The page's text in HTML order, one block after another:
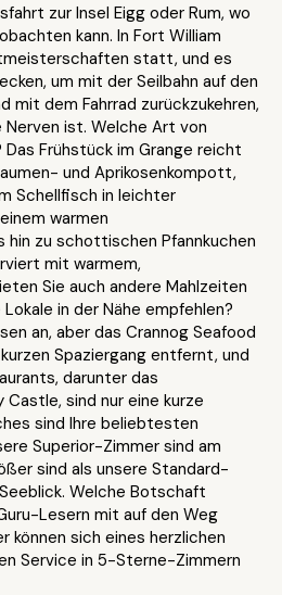
zur Insel Eigg oder Rum, wo
kann. In Fort William
statt, und es
um mit der Seilbahn auf den
mit dem Fahrrad zurückzukehren,
ist. Welche Art von
Frühstück im Grange reicht
und Aprikosenkompott,
Schellfisch in leichter
warmen
hin zu schottischen Pfannkuchen
mit warmem,
Sie auch andere Mahlzeiten
in der Nähe empfehlen?
an, aber das Crannog Seafood
Spaziergang entfernt, und
darunter das
sind nur eine kurze
sind Ihre beliebtesten
Superior-Zimmer sind am
sind als unsere Standard-
Welche Botschaft
Lesern mit auf den Weg
können sich eines herzlichen
Service in 5-Sterne-Zimmern